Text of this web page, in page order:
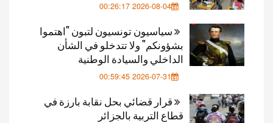
2026-08-04 00:26:17
سياسيون تونسيون لتبون "اهتموا
بشؤونكم" ولا تتدخلو في الشأن
الداخلي والسيادة الوطنية
2026-07-31 00:59:45
قرار قضائي بحل نقابة بارزة في
قطاع التربية بالجزائر